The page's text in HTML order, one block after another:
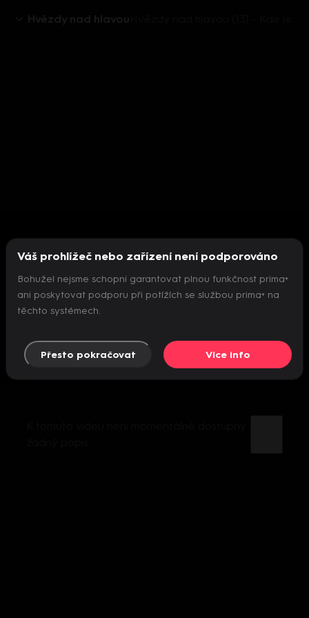
Hvězdy nad hlavou
Nepodařilo se inicializovat přehrávač
Váš prohlížeč nebo zařízení není podporováno
Bohužel nejsme schopni garantovat plnou funkčnost prima+
ani poskytovat podporu při potížích se službou prima+ na
těchto systémech.
Přesto pokračovat Více info